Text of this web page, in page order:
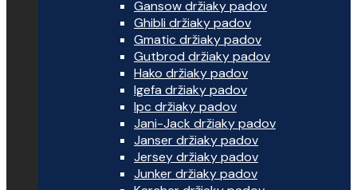
Gansow držiaky padov
Ghibli držiaky padov
Gmatic držiaky padov
Gutbrod držiaky padov
Hako držiaky padov
Igefa držiaky padov
Ipc držiaky padov
Jani-Jack držiaky padov
Janser držiaky padov
Jersey držiaky padov
Junker držiaky padov